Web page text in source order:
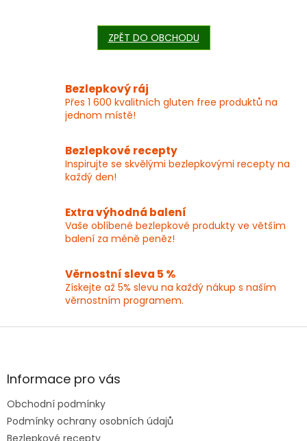
ZPĚT DO OBCHODU
Bezlepkový ráj
Přes 1 600 kvalitních gluten free produktů na
jednom místě!
Bezlepkové recepty
Inspirujte se skvělými bezlepkovými recepty na
každý den!
Extra výhodná balení
Vaše oblíbené bezlepkové produkty ve větším
balení za méně peněz!
Věrnostní sleva 5 %
Získejte až 5% slevu na každý nákup s naším
věrnostním programem.
Z
aInformace pro vás
Obchodní podmínky
Podmínky ochrany osobních údajů
Bezlepkové recepty